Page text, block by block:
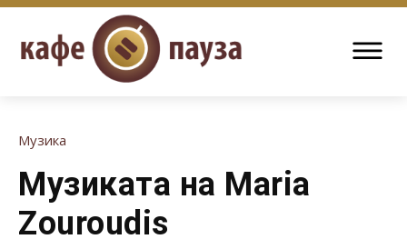
Музика
Музиката на Maria
Zouroudis